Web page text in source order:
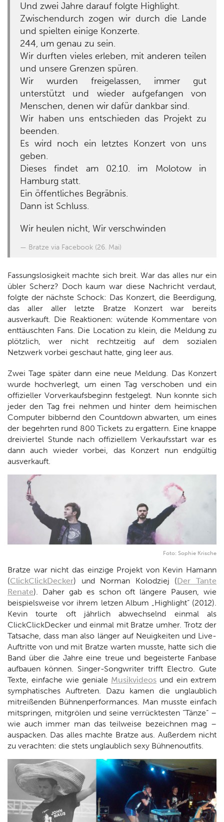
Und zwei Jahre darauf folgte Highlight.
Zwischendurch zogen wir durch die Lande
und spielten einige Konzerte.
244, um genau zu sein.
Wir durften vieles erleben, mit anderen teilen
und unsere Grenzen spüren.
Wir wurden freigelassen, immer gut
unterstützt und wieder aufgefangen von
Menschen, denen wir dafür dankbar sind.
Wir haben uns entschieden das Projekt zu
beenden.
Es wird noch ein letztes Konzert von uns
geben.
Dieses findet am 02.10. im Molotow in
Hamburg statt.
Ein öffentliches Begräbnis.
Dann ist Schluss.
Wir heulen nicht, Wir verschwinden
Bratze via Facebook (26. Mai)
Fassungslosigkeit machte sich breit. War das alles nur ein
übler Scherz? Doch kaum war diese Nachricht verdaut,
folgte der nächste Schock: Das Konzert, die Beerdigung,
das aller aller letzte Bratze Konzert war bereits
ausverkauft. Die Reaktionen: wütende Kommentare von
enttäuschten Fans. Die Location zu klein, die Meldung zu
plötzlich, wer nicht rechtzeitig auf dem sozialen
Netzwerk vorbei geschaut hatte, ging leer aus.
Zwei Tage später dann eine neue Meldung. Das Konzert
wurde hochverlegt, um einen Tag verschoben und ein
offizieller Vorverkaufsbeginn festgelegt. Nun konnte sich
jeder den Tag frei nehmen und hinter dem heimischen
Computer bibbernd den Countdown abwarten, um eines
der begehrten rund 800 Tickets zu ergattern. Eine knappe
dreiviertel Stunde nach offiziellem Verkaufsstart war es
dann auch wieder vorbei, das Konzert nun endgültig
ausverkauft.
Foto: Sophie Krische
Bratze war nicht das einzige Projekt von Kevin Hamann
(ClickClickDecker) und Norman Kolodziej (Der Tante
Renate). Daher gab es schon oft längere Pausen, wie
beispielsweise vor ihrem letzen Album „Highlight“ (2012).
Kevin tourte oft jährlich abwechselnd einmal als
ClickClickDecker und einmal mit Bratze umher. Trotz der
Tatsache, dass man also länger auf Neuigkeiten und Live-
Auftritte von und mit Bratze warten musste, hatte sich die
Band über die Jahre eine treue und begeisterte Fanbase
aufbauen können. Singer-Songwriter trifft Electro. Gute
Texte, einfache wie geniale Musikvideos und ein extrem
symphatisches Auftreten. Dazu kamen die unglaublich
mitreißenden Bühnenperformances. Man musste einfach
mitspringen, mitgrölen und seine verrücktesten “Tänze“ –
wie auch immer man das teilweise bezeichnen mag –
auspacken. Das alles machte Bratze aus. Außerdem nicht
zu verachten: die stets unglaublich sexy Bühnenoutfits.